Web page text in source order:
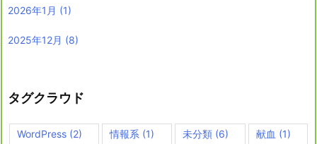
2026年1月 (1)
2025年12月 (8)
タグクラウド
WordPress (2) 情報系 (1) 未分類(6) 献血 (1)